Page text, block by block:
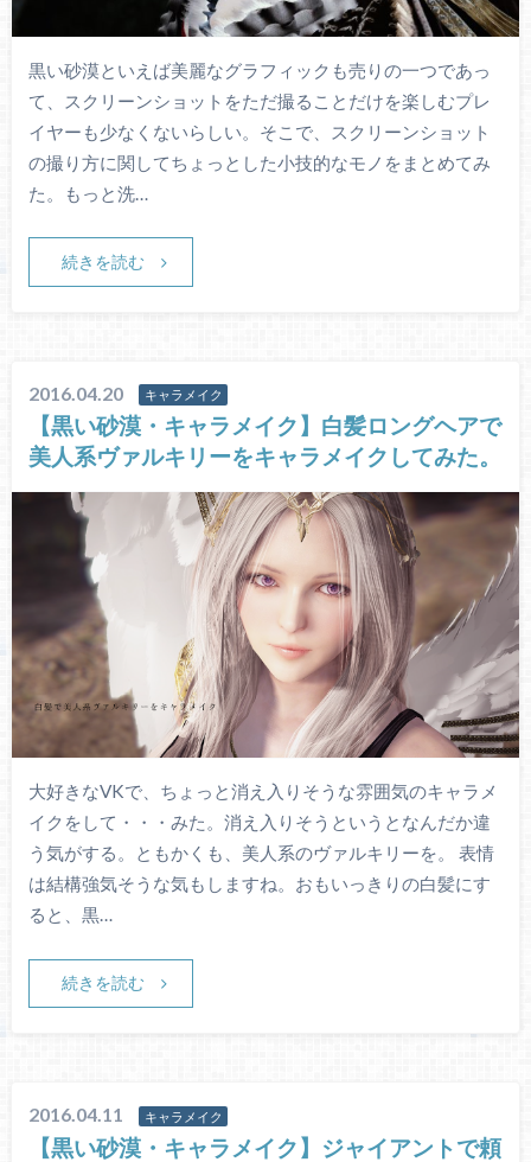
黒い砂漠といえば美麗なグラフィックも売りの一つであっ
て、スクリーンショットをただ撮ることだけを楽しむプレ
イヤーも少なくないらしい。そこで、スクリーンショット
の撮り方に関してちょっとした小技的なモノをまとめてみ
た。もっと洗…
続きを読む
2016.04.20 キャラメイク
【黒い砂漠・キャラメイク】白髪ロングヘアで
美人系ヴァルキリーをキャラメイクしてみた。
大好きなVKで、ちょっと消え入りそうな雰囲気のキャラメ
イクをして・・・みた。消え入りそうというとなんだか違
う気がする。ともかくも、美人系のヴァルキリーを。 表情
は結構強気そうな気もしますね。おもいっきりの白髪にす
ると、黒…
続きを読む
2016.04.11 キャラメイク
【黒い砂漠・キャラメイク】ジャイアントで頼